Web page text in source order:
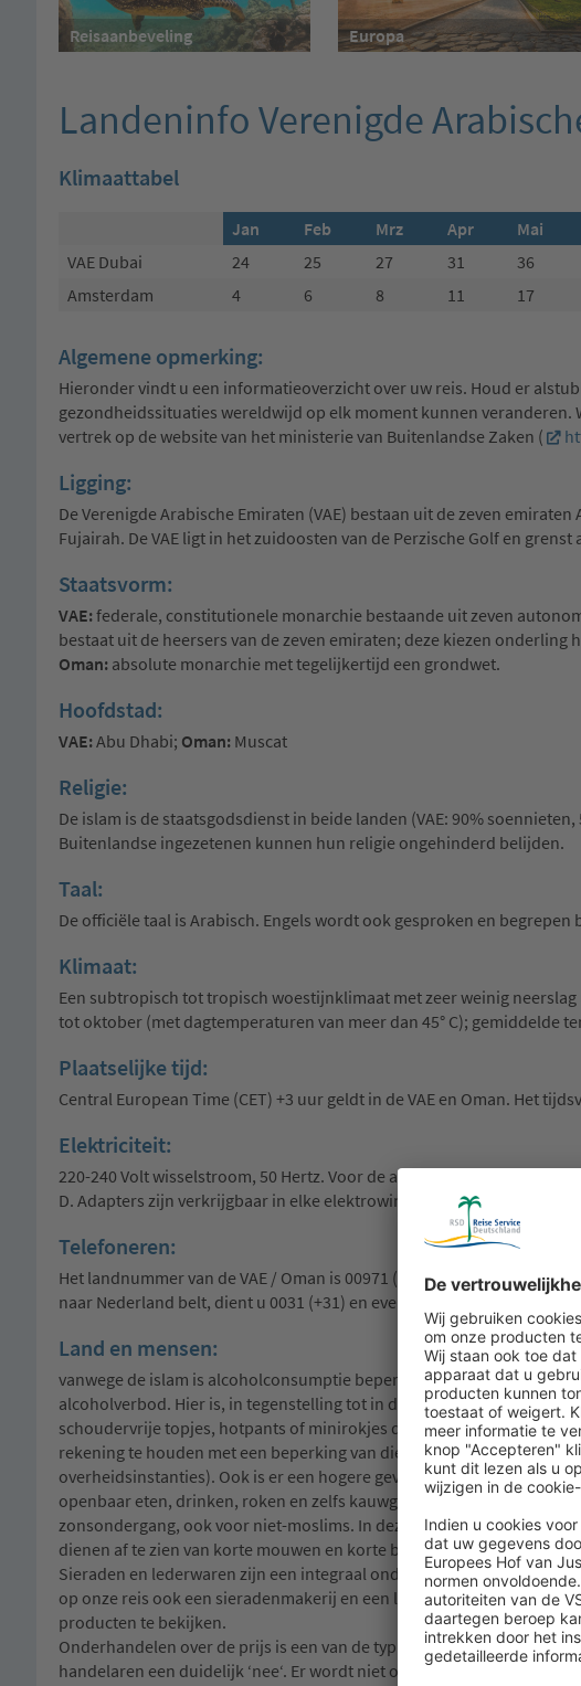
Reisaanbeveling Europa
Landeninfo Verenigde
Klimaattabel
Jan Feb Mrz Apr Mai
VAE Dubai
24 25 27 31 36
Amsterdam
4 6 8 11 17
Algemene opmerking:
Hieronder vindt u een informatieoverzicht over uw reis. Houd er
gezondheidssituaties wereldwijd op elk moment kunnen
vertrek op de website van het ministerie van Buitenlandse Zaken (
Ligging:
De Verenigde Arabische Emiraten (VAE) bestaan uit de zeven
Fujairah. De VAE ligt in het zuidoosten van de Perzische Golf en grenst
Staatsvorm:
VAE:federale, constitutionele monarchie bestaande uit zeven
bestaat uit de heersers van de zeven emiraten; deze kiezen
Oman: absolute monarchie met tegelijkertijd een grondwet.
Hoofdstad:
VAE:Abu Dhabi; Oman: Muscat
Religie:
De islam is de staatsgodsdienst in beide landen (VAE: 90%
Buitenlandse ingezetenen kunnen hun religie ongehinderd belijden.
Taal:
De officiële taal is Arabisch. Engels wordt ook gesproken en
Klimaat:
Een subtropisch tot tropisch woestijnklimaat met zeer weinig
tot oktober (met dagtemperaturen van meer dan 45° C); gemiddelde
Plaatselijke tijd:
Central European Time (CET) +3 uur geldt in de VAE en Oman. Het
Elektriciteit:
220-240 Volt wisselstroom, 50 Hertz. Voor de aansluiting zijn meestal
D. Adapters zijn verkrijgbaar in elke elektrowinkel en alle grotere
Telefoneren:
Het landnummer van de VAE / Oman is 00971 (+971) / 00968 (+968),
naar Nederland belt, dient u 0031 (+31) en eveneens het netnummer
Land en mensen:
vanwege de islam is alcoholconsumptie beperkt in de VAE en Oman.
alcoholverbod. Hier is, in tegenstelling tot in de andere emiraten, in
schoudervrije topjes, hotpants of minirokjes dragen. Schouders en
rekening te houden met een beperking van dienstverlening (bijv.
overheidsinstanties). Ook is er een hogere gevoeligheid als het gaat
openbaar eten, drinken, roken en zelfs kauwgom kauwen, ook in
zonsondergang, ook voor niet-moslims. In deze tijd kunnen vrouwen
dienen af te zien van korte mouwen en korte broekspijpen.
Sieraden en lederwaren zijn een integraal onderdeel van de oosterse
op onze reis ook een sieradenmakerij en een leerwinkel bezoeken. In
producten te bekijken.
Onderhandelen over de prijs is een van de typische gebruiken van
handelaren een duidelijk ‘nee‘. Er wordt niet onderhandeld in